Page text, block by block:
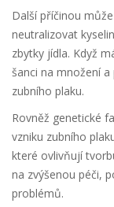
Další příčinou
neutralizovat
zbytky jídla. Když
šanci na množení
zubního plaku.
Rovněž genetické
vzniku zubního
které ovlivňují
na zvýšenou péči,
problémů.